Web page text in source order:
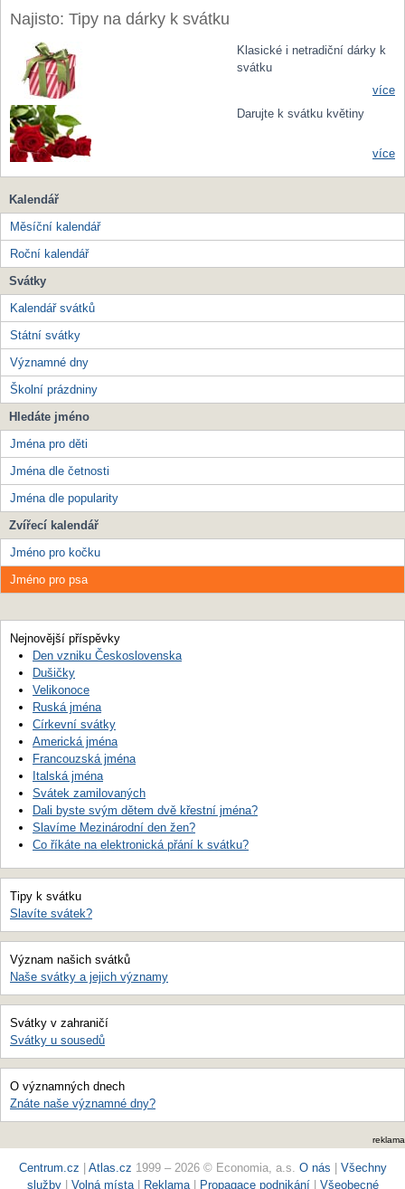
Najisto: Tipy na dárky k svátku
Klasické i netradiční dárky k
svátku
více
Darujte k svátku květiny
více
Kalendář
Měsíční kalendář
Roční kalendář
Svátky
Kalendář svátků
Státní svátky
Významné dny
Školní prázdniny
Hledáte jméno
Jména pro děti
Jména dle četnosti
Jména dle popularity
Zvířecí kalendář
Jméno pro kočku
Jméno pro psa
Nejnovější příspěvky
Den vzniku Československa
Dušičky
Velikonoce
Ruská jména
Církevní svátky
Americká jména
Francouzská jména
Italská jména
Svátek zamilovaných
Dali byste svým dětem dvě křestní jména?
Slavíme Mezinárodní den žen?
Co říkáte na elektronická přání k svátku?
Tipy k svátku
Slavíte svátek?
Význam našich svátků
Naše svátky a jejich významy
Svátky v zahraničí
Svátky u sousedů
O významných dnech
Znáte naše významné dny?
reklama
Centrum.cz Atlas.cz 1999 – 2026 © Economia, a.s. O nás
Všechny
služby
Volná místa| Reklama Propagace podnikání| Všeobecné